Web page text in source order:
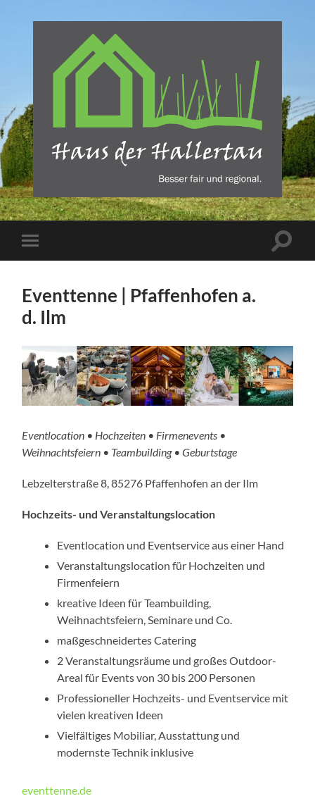
Haus
der
Hallertau
Freising
Mobile-
Menü
Eventtenne | Pfaffenhofen a.
d. Ilm
Eventlocation • Hochzeiten • Firmenevents •
Weihnachtsfeiern • Teambuilding • Geburtstage
Lebzelterstraße 8, 85276 Pfaffenhofen an der Ilm
Hochzeits- und Veranstaltungslocation
Eventlocation und Eventservice aus einer Hand
Veranstaltungslocation für Hochzeiten und
Firmenfeiern
kreative Ideen für Teambuilding,
Weihnachtsfeiern, Seminare und Co.
maßge­schnei­dertes Catering
2 Veranstaltungsräume und großes Outdoor-
Areal für Events von 30 bis 200 Personen
Professioneller Hochzeits- und Eventservice mit
vielen kreativen Ideen
Vielfältiges Mobiliar, Ausstattung und
modernste Technik inklusive
eventtenne.de